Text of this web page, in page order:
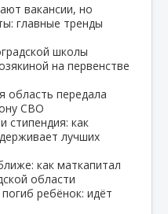
вакансии, но
главные тренды
школы
на первенстве
область передала
СВО
стипендия: как
лучших
как маткапитал
области
ребёнок: идёт